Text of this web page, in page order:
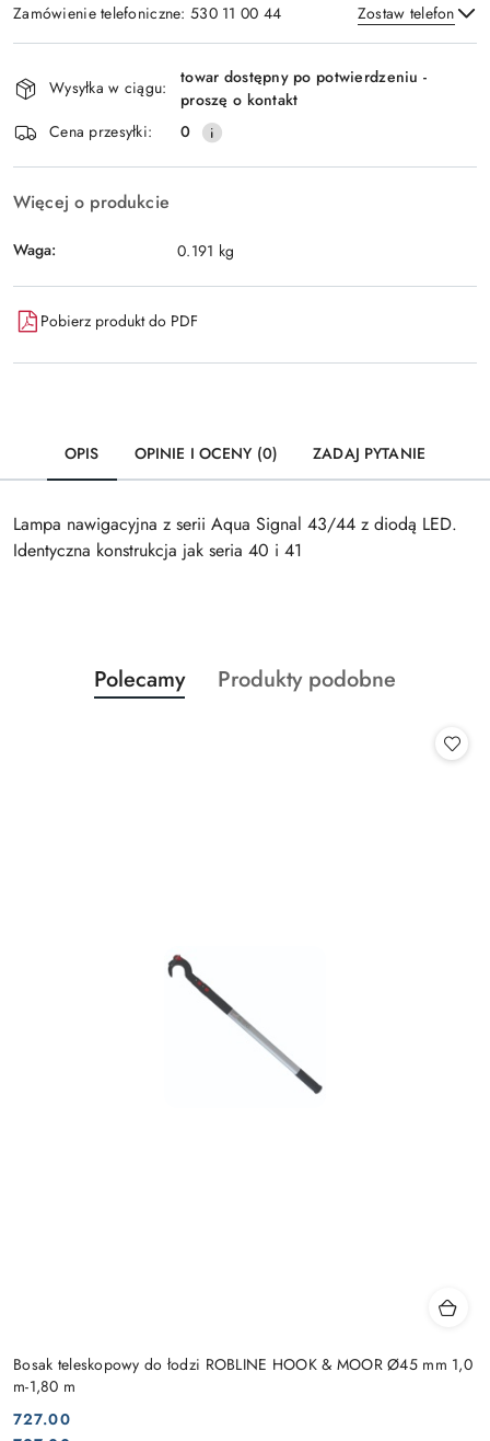
Zamówienie telefoniczne: 530 11 00 44 Zostaw telefon
Wyślij
Dostępność
i
dostawa
Wysyłka w ciągu:
towar dostępny po potwierdzeniu -
proszę o kontakt
Cena przesyłki:
0
Więcej o produkcie
Waga: 0.191 kg
Pobierz produkt do PDF
OPIS OPINIE I OCENY (0) ZADAJ PYTANIE
Lampa nawigacyjna z serii Aqua Signal 43/44 z diodą LED.
Identyczna konstrukcja jak seria 40 i 41
Pomiń karuzelę produktów
Produkty
o
Polecamy
Produkty
Produkty podobne
Bosak teleskopowy do łodzi ROBLINE HOOK & MOOR Ø45 mm 1,0
m-1,80 m
727.00